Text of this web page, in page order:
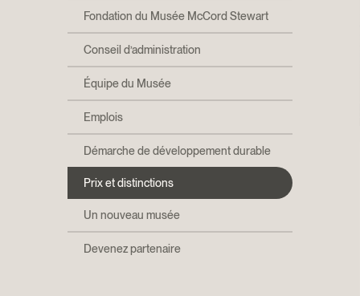
Fondation du Musée McCord Stewart
Conseil d’administration
Équipe du Musée
Emplois
Démarche de développement durable
Prix et distinctions
Un nouveau musée
Devenez partenaire